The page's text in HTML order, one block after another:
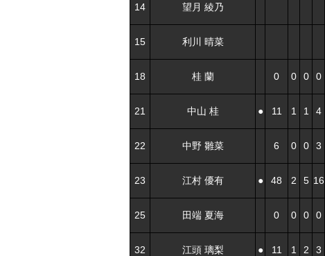
14 望月 綾乃
15 利川 晴菜
18 桂 蘭 0 0 0 0
21 中山 桂 ● 11 1 1 4
22 中野 雛菜 6 0 0 3
23 江村 優有 ● 48 2 5 16
25 田端 夏海 0 0 0 0
32 江頭 璃梨 ● 11 1 2 3